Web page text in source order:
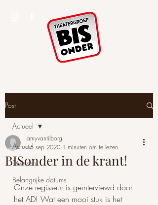
Post
Actueel
Diversen
Belangrijke datums
Actueel
BISonder in de krant!
amyvantilborg
15 sep 2020 1 minuten om te lezen
Onze regisseur is geïnterviewd door
het AD! Wat een mooi stuk is het